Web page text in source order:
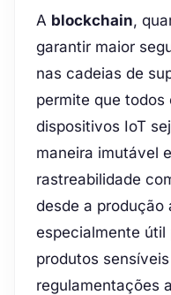
A blockchain,
garantir maior
nas cadeias de
permite que todos
dispositivos IoT
maneira imutável
rastreabilidade
desde a produção
especialmente
produtos
regulamentações